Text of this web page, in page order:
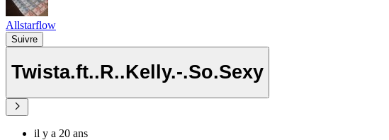
Allstarflow
Suivre
Twista.ft..R..Kelly.-.So.Sexy
il y a 20 ans